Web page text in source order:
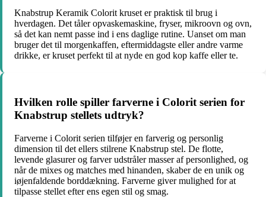
Knabstrup Keramik Colorit kruset er praktisk til brug i
hverdagen. Det tåler opvaskemaskine, fryser, mikroovn og ovn,
så det kan nemt passe ind i ens daglige rutine. Uanset om man
bruger det til morgenkaffen, eftermiddagste eller andre varme
drikke, er kruset perfekt til at nyde en god kop kaffe eller te.
Hvilken rolle spiller farverne i Colorit serien for
Knabstrup stellets udtryk?
Farverne i Colorit serien tilføjer en farverig og personlig
dimension til det ellers stilrene Knabstrup stel. De flotte,
levende glasurer og farver udstråler masser af personlighed, og
når de mixes og matches med hinanden, skaber de en unik og
iøjenfaldende borddækning. Farverne giver mulighed for at
tilpasse stellet efter ens egen stil og smag.